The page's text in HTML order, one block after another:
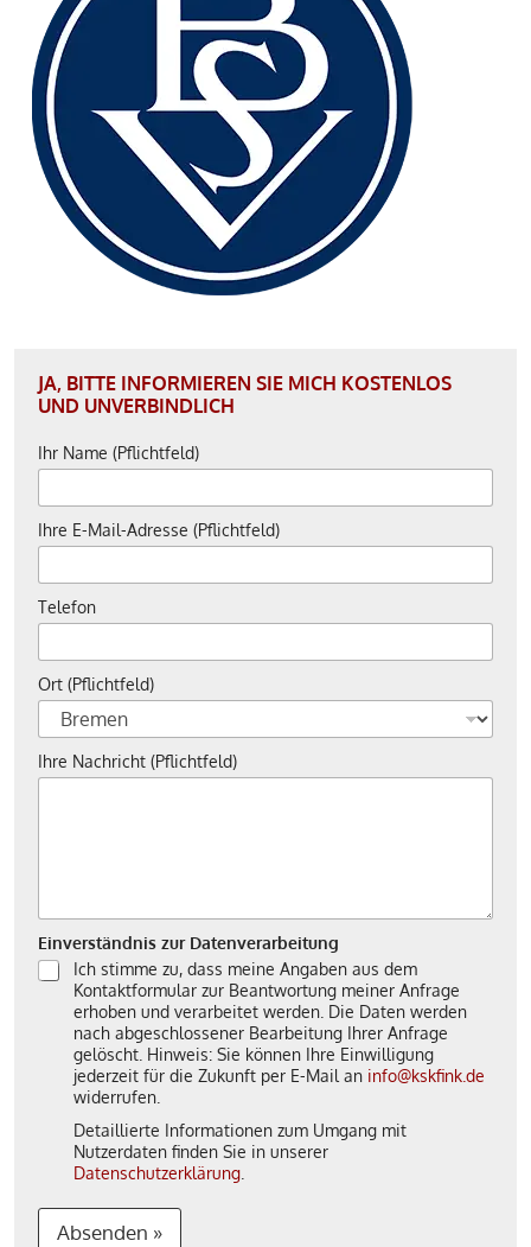
JA, BITTE INFORMIEREN SIE MICH KOSTENLOS
UND UNVERBINDLICH
Ihr Name (Pflichtfeld)
Ihre E-Mail-Adresse (Pflichtfeld)
Telefon
Ort (Pflichtfeld)
Ihre Nachricht (Pflichtfeld)
Einverständnis zur Datenverarbeitung
Ich stimme zu, dass meine Angaben aus dem
Kontaktformular zur Beantwortung meiner Anfrage
erhoben und verarbeitet werden. Die Daten werden
nach abgeschlossener Bearbeitung Ihrer Anfrage
gelöscht. Hinweis: Sie können Ihre Einwilligung
jederzeit für die Zukunft per E-Mail an info@kskfink.de
widerrufen.
Detaillierte Informationen zum Umgang mit
Nutzerdaten finden Sie in unserer
Datenschutzerklärung
Absenden »